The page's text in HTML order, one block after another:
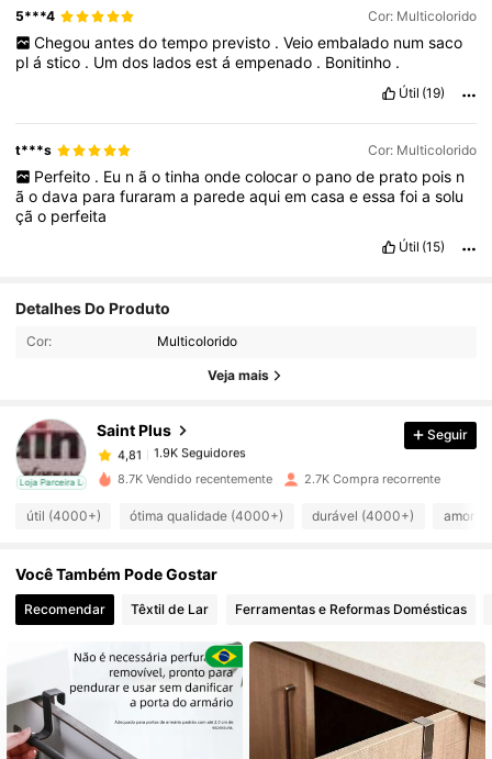
5***4 Cor: Multicolorido
Chegou antes do tempo previsto . Veio embalado num saco
plástico . Umdos ladosestáempenado . Bonitinho .
Útil (19)
t***s Cor: Multicolorido
Perfeito . Eu n ã o tinha onde colocar o pano de prato pois n
ãodava parafurarama paredeaquiemcasaeessafoiasolu
ção perfeita
Útil (15)
Detalhes Do Produto
Cor: Multicolorido
Veja mais
Loja Parceira Local
Saint Plus
4,81
1.9K Seguidores
4,81
1.9K Seguidores
n***r
pago1 dia atrás
4,81 1.9K Seguidores
1.9K Seguidores
4,81 1.9K Seguidores
Seguir
8.7K Vendido recentemente 2.7K Compra recorrente
útil (4000+) ótima qualidade (4000+) durável (4000+) amor
Você Também Pode Gostar
Recomendar Têxtil de Lar Ferramentas e Reformas Domésticas